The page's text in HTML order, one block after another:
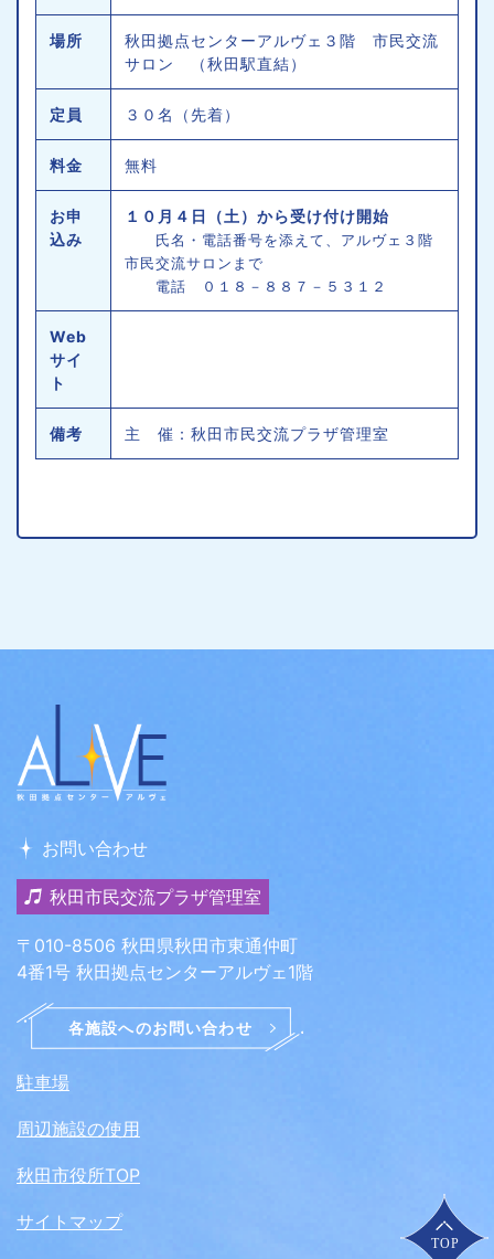
場所
秋田拠点センターアルヴェ３階 市民交流
サロン （秋田駅直結）
定員 ３０名（先着）
料金 無料
お申
込み
１０月４日（土）から受け付け開始
氏名・電話番号を添えて、アルヴェ３階
市民交流サロンまで
電話 ０１８－８８７－５３１２
Web
サイ
ト
備考 主 催：秋田市民交流プラザ管理室
お問い合わせ
秋田市民交流プラザ管理室
〒010-8506 秋田県秋田市東通仲町
4番1号 秋田拠点センターアルヴェ1階
駐車場
周辺施設の使用
秋田市役所TOP
サイトマップ